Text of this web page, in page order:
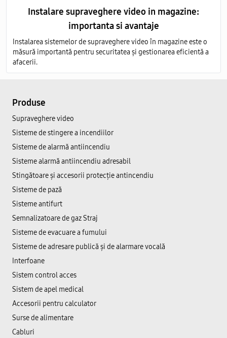
Instalare supraveghere video in magazine:
importanta si avantaje
Instalarea sistemelor de supraveghere video în magazine este o
măsură importantă pentru securitatea și gestionarea eficientă a
afacerii.
Produse
Supraveghere video
Sisteme de stingere a incendiilor
Sisteme de alarmă antiincendiu
Sisteme alarmă antiincendiu adresabil
Stingătoare și accesorii protecție antincendiu
Sisteme de pază
Sisteme antifurt
Semnalizatoare de gaz Straj
Sisteme de evacuare a fumului
Sisteme de adresare publică şi de alarmare vocală
Interfoane
Sistem control acces
Sistem de apel medical
Accesorii pentru calculator
Surse de alimentare
Cabluri